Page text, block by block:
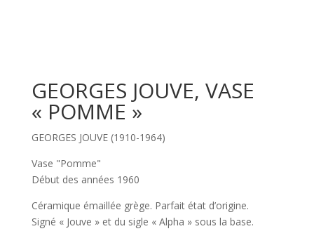
GEORGES JOUVE, VASE
« POMME »
GEORGES JOUVE (1910-1964)
Vase "Pomme"
Début des années 1960
Céramique émaillée grège. Parfait état d’origine.
Signé « Jouve » et du sigle « Alpha » sous la base.